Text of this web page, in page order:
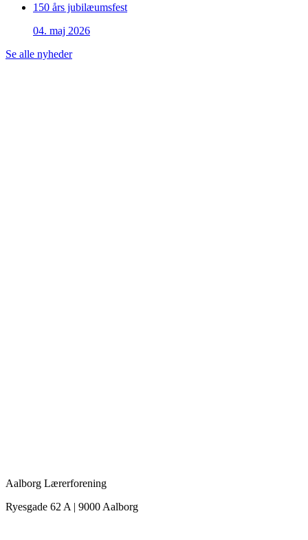
150 års jubilæumsfest
04. maj 2026
Se alle nyheder
Aalborg Lærerforening
Ryesgade 62 A | 9000 Aalborg